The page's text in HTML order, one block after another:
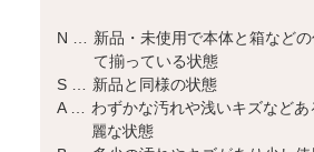
N … 新品・未使用で本体と箱など
て揃っている状態
S … 新品と同様の状態
A … わずかな汚れや浅いキズなどあ
麗な状態